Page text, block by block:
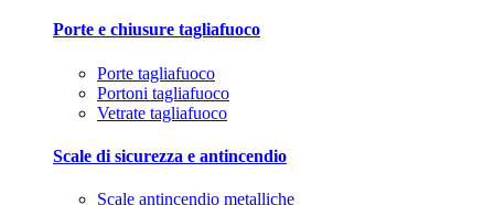
Porte e chiusure tagliafuoco
Porte tagliafuoco
Portoni tagliafuoco
Vetrate tagliafuoco
Scale di sicurezza e antincendio
Scale antincendio metalliche